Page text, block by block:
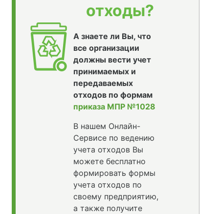
отходы?
А знаете ли Вы, что
все организации
должны вести учет
принимаемых и
передаваемых
отходов по формам
приказа МПР №1028
В нашем Онлайн-
Сервисе по ведению
учета отходов Вы
можете бесплатно
формировать формы
учета отходов по
своему предприятию,
а также получите